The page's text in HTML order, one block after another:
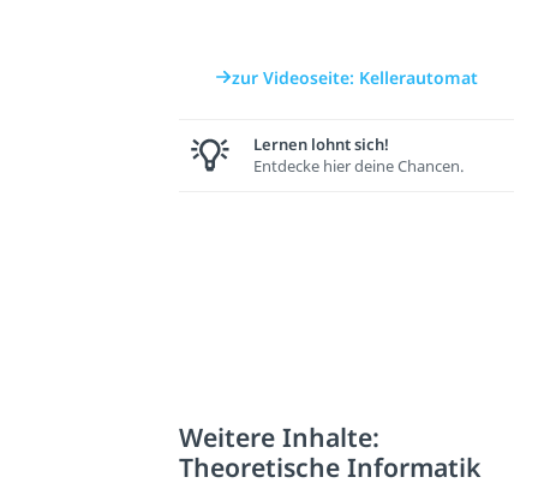
zur Videoseite: Kellerautomat
Lernen lohnt sich!
Entdecke hier deine Chancen.
Weitere Inhalte:
Theoretische Informatik